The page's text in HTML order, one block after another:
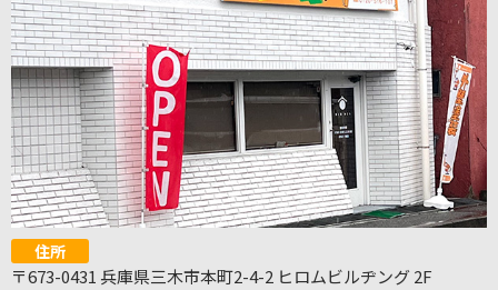
住所
〒673-0431 兵庫県三木市本町2-4-2 ヒロムビルヂング 2F